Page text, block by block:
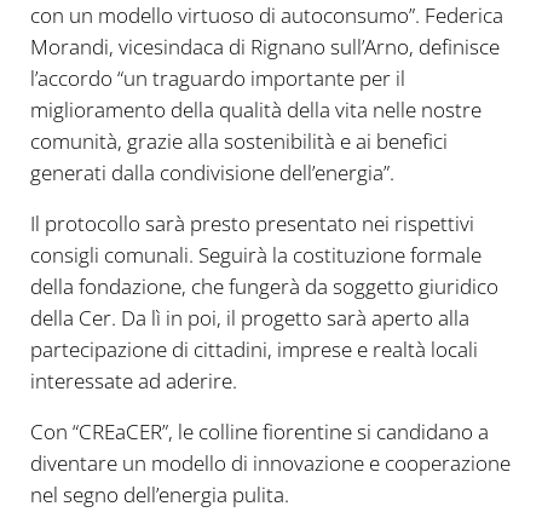
con un modello virtuoso di autoconsumo”. Federica
Morandi, vicesindaca di Rignano sull’Arno, definisce
l’accordo “un traguardo importante per il
miglioramento della qualità della vita nelle nostre
comunità, grazie alla sostenibilità e ai benefici
generati dalla condivisione dell’energia”.
Il protocollo sarà presto presentato nei rispettivi
consigli comunali. Seguirà la costituzione formale
della fondazione, che fungerà da soggetto giuridico
della Cer. Da lì in poi, il progetto sarà aperto alla
partecipazione di cittadini, imprese e realtà locali
interessate ad aderire.
Con “CREaCER”, le colline fiorentine si candidano a
diventare un modello di innovazione e cooperazione
nel segno dell’energia pulita.